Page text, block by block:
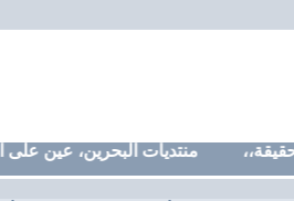
منتديات البحرين، عين على